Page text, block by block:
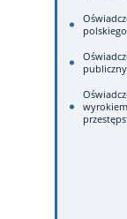
polskiego